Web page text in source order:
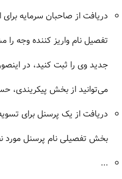
دریافت از صاحبان سرمایه
تفصیل نام واریز کننده وجه
جدید وی را ثبت کنید، در
می‌توانید از بخش پیکریندی،
دریافت از یک پرسنل برای
بخش تفصیلی نام پرسنل مورد
...